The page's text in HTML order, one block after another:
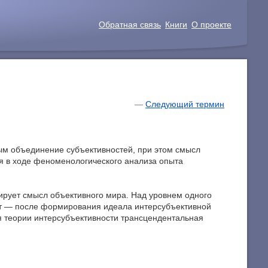
Обратная связь Книги О проекте
—Следующий термин
объединение субъективностей, при этом смысл
в ходе феноменологического анализа опыта
смысл объективного мира. Над уровнем одного
— после формирования идеала интерсубъективной
интерсубъективности трансцендентальная